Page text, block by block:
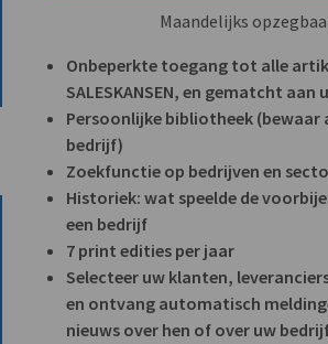
Maandelijks
Onbeperkte toegang tot alle
SALESKANSEN, en gematcht aan
Persoonlijke bibliotheek (bewaar
bedrijf)
Zoekfunctie op bedrijven en
Historiek: wat speelde de
een bedrijf
7 print edities per jaar
Selecteer uw klanten,
en ontvang automatisch
nieuws over hen of over uw